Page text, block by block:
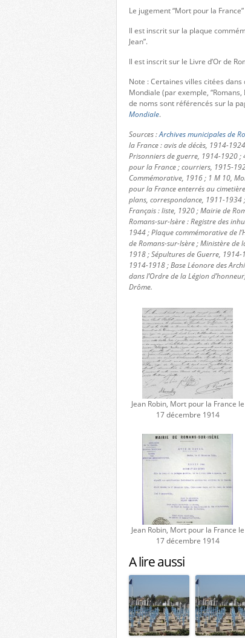
Le jugement “Mort pour la
Il est inscrit sur la plaque
Jean”.
Il est inscrit sur le Livre d’Or de
Note : Certaines villes citées
Mondiale (par exemple,
de noms sont référencés sur la
Mondiale.
Sources :Archives municipales de
la France : avis de décès, 1914-
Prisonniers de guerre, 1914-1920
pour la France ; courriers, 1915-
Commémorative, 1916 ; 1 M 10,
pour la France enterrés au
plans, correspondance, 1911-
Français : liste, 1920 ; Mairie de
Romans-sur-Isère : Registre des
1944 ; Plaque commémorative de
de Romans-sur-Isère ; Ministère de
1918 ; Sépultures de Guerre,
1914-1918 ; Base Léonore des
dans l’Ordre de la Légion
Drôme.
Jean Robin, Mort pour la France le
17 décembre 1914
Jean Robin, Mort pour la France le
17 décembre 1914
A lire aussi